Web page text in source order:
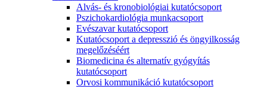
Alvás- és kronobiológiai kutatócsoport
Pszichokardiológia munkacsoport
Evészavar kutatócsoport
Kutatócsoport a depresszió és öngyilkosság
megelőzéséért
Biomedicina és alternatív gyógyítás
kutatócsoport
Orvosi kommunikáció kutatócsoport